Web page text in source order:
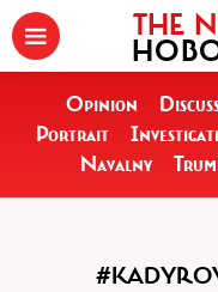
THE
Opinion
Portrait
Navalny